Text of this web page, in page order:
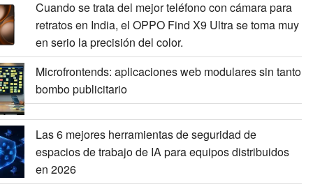
Cuando se trata del mejor teléfono con cámara para
retratos en India, el OPPO Find X9 Ultra se toma muy
en serio la precisión del color.
Microfrontends: aplicaciones web modulares sin tanto
bombo publicitario
Las 6 mejores herramientas de seguridad de
espacios de trabajo de IA para equipos distribuidos
en 2026